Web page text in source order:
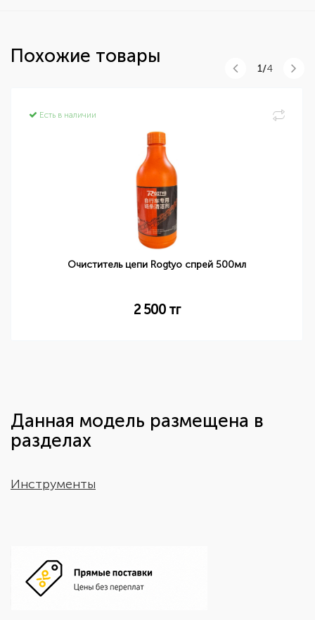
Похожие товары
Есть в наличии
Очиститель цепи Rogtyo спрей 500мл
2 500тг
1/4
Данная модель размещена в
разделах
Инструменты